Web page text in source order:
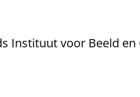
Instituut voor Beeld en